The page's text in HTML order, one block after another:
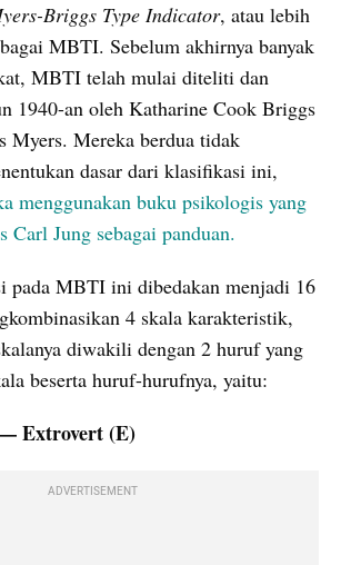
Briggs Type Indicator, atau lebih
MBTI. Sebelum akhirnya banyak
MBTI telah mulai diteliti dan
1940-an oleh Katharine Cook Briggs
Myers. Mereka berdua tidak
dasar dari klasifikasi ini,
menggunakan buku psikologis yang
Carl Jung sebagai panduan.
pada MBTI ini dibedakan menjadi 16
4 skala karakteristik,
diwakili dengan 2 huruf yang
beserta huruf-hurufnya, yaitu:
Extrovert (E)
ADVERTISEMENT